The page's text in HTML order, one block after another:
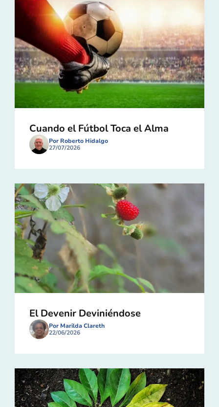
Cuando el Fútbol Toca el Alma
Por Roberto Hidalgo
27/07/2026
El Devenir Deviniéndose
Por Marilda Clareth
22/06/2026